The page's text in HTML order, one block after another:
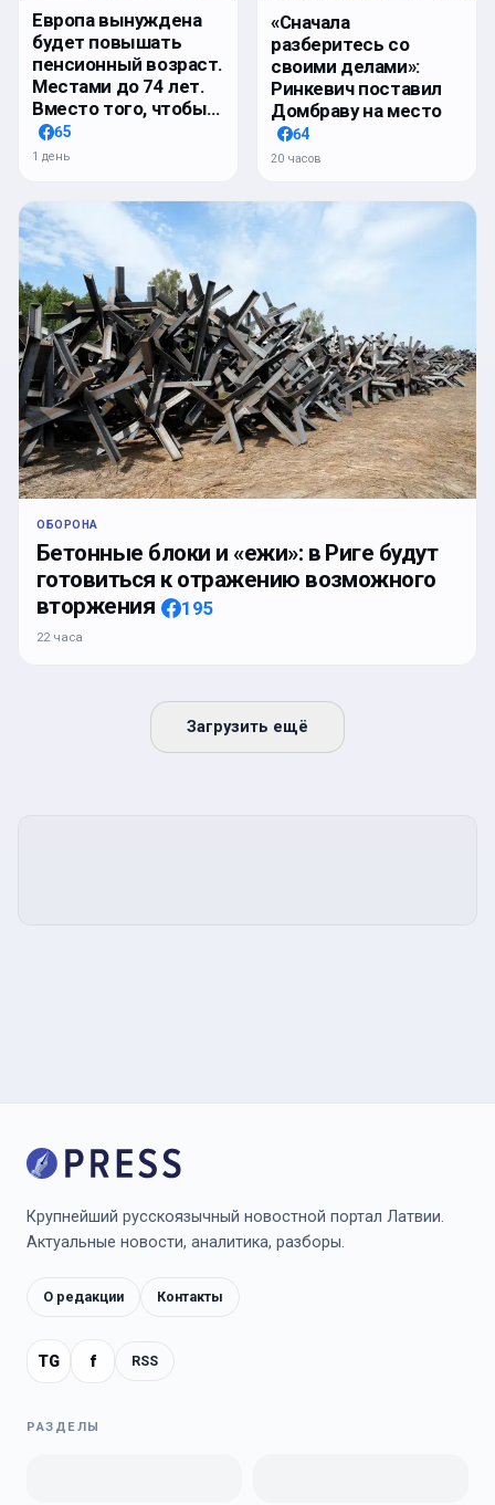
Европа вынуждена
будет повышать
пенсионный возраст.
Местами до 74 лет.
Вместо того, чтобы…
65
1 день
«Сначала
разберитесь со
своими делами»:
Ринкевич поставил
Домбраву на место
64
20 часов
ОБОРОНА
Бетонные блоки и «ежи»: в Риге будут
готовиться к отражению возможного
вторжения
195
22 часа
Загрузить ещё
Крупнейший русскоязычный новостной портал Латвии.
Актуальные новости, аналитика, разборы.
О редакции Контакты
TG f RSS
РАЗДЕЛЫ